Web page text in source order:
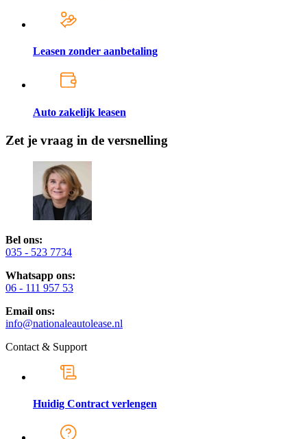
Leasen zonder aanbetaling
Auto zakelijk leasen
Zet je vraag in de versnelling
Bel ons:
035 - 523 7734
Whatsapp ons:
06 - 111 957 53
Email ons:
info@nationaleautolease.nl
Contact & Support
Huidig Contract verlengen